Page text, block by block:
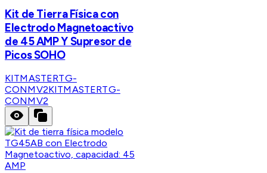
Kit de Tierra Física con
Electrodo Magnetoactivo
de 45 AMP Y Supresor de
Picos SOHO
KITMASTERTG-
CONMV2KITMASTERTG-
CONMV2